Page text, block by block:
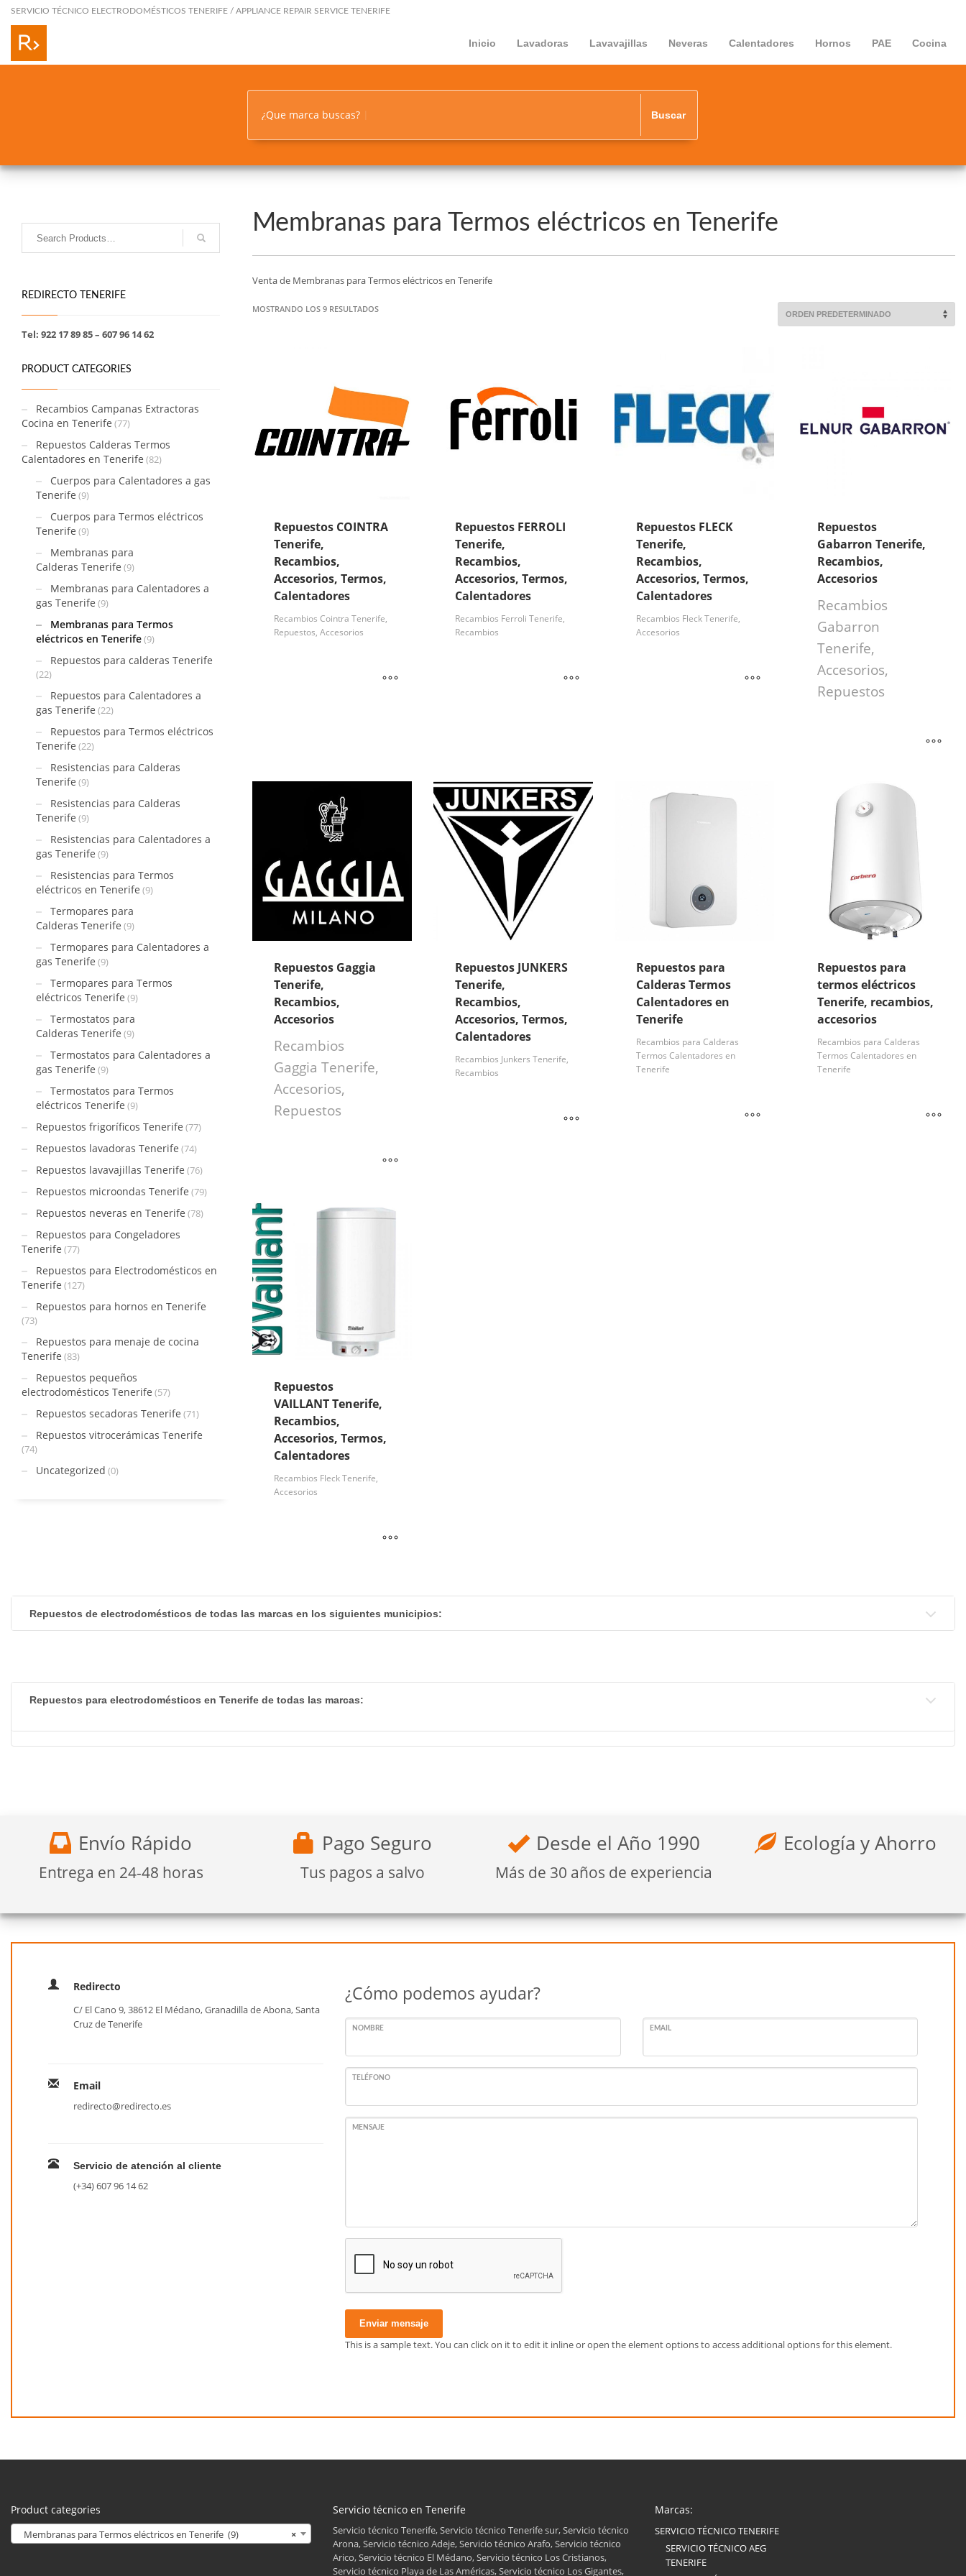
SERVICIO TÉCNICO ELECTRODOMÉSTICOS TENERIFE / APPLIANCE REPAIR SERVICE TENERIFE
Inicio Lavadoras Lavavajillas Neveras Calentadores Hornos PAE Cocina
¿Que marca buscas? Buscar
Membranas para Termos eléctricos en Tenerife
Venta de Membranas para Termos eléctricos en Tenerife
MOSTRANDO LOS 9 RESULTADOS
Repuestos COINTRA
Tenerife,
Recambios,
Accesorios, Termos,
Calentadores
Recambios Cointra Tenerife,
Repuestos, Accesorios
Repuestos FERROLI
Tenerife,
Recambios,
Accesorios, Termos,
Calentadores
Recambios Ferroli Tenerife,
Recambios
Repuestos FLECK
Tenerife,
Recambios,
Accesorios, Termos,
Calentadores
Recambios Fleck Tenerife,
Accesorios
Repuestos
Gabarron Tenerife,
Recambios,
Accesorios
Recambios
Gabarron
Tenerife,
Accesorios,
Repuestos
Repuestos Gaggia
Tenerife,
Recambios,
Accesorios
Recambios
Gaggia Tenerife,
Accesorios,
Repuestos
Repuestos JUNKERS
Tenerife,
Recambios,
Accesorios, Termos,
Calentadores
Recambios Junkers Tenerife,
Recambios
Repuestos para
Calderas Termos
Calentadores en
Tenerife
Recambios para Calderas
Termos Calentadores en
Tenerife
Repuestos para
termos eléctricos
Tenerife, recambios,
accesorios
Recambios para Calderas
Termos Calentadores en
Tenerife
Repuestos
VAILLANT Tenerife,
Recambios,
Accesorios, Termos,
Calentadores
Recambios Fleck Tenerife,
Accesorios
REDIRECTO TENERIFE
Tel: 922 17 89 85 – 607 96 14 62
PRODUCT CATEGORIES
Recambios Campanas Extractoras
Cocina en Tenerife (77)
Repuestos Calderas Termos
Calentadores en Tenerife (82)
Cuerpos para Calentadores a gas
Tenerife (9)
Cuerpos para Termos eléctricos
Tenerife (9)
Membranas para
Calderas Tenerife (9)
Membranas para Calentadores a
gas Tenerife (9)
Membranas para Termos
eléctricos en Tenerife(9)
Repuestos para calderas Tenerife
(22)
Repuestos para Calentadores a
gas Tenerife (22)
Repuestos para Termos eléctricos
Tenerife (22)
Resistencias para Calderas
Tenerife (9)
Resistencias para Calderas
Tenerife (9)
Resistencias para Calentadores a
gas Tenerife (9)
Resistencias para Termos
eléctricos en Tenerife (9)
Termopares para
Calderas Tenerife (9)
Termopares para Calentadores a
gas Tenerife (9)
Termopares para Termos
eléctricos Tenerife (9)
Termostatos para
Calderas Tenerife (9)
Termostatos para Calentadores a
gas Tenerife (9)
Termostatos para Termos
eléctricos Tenerife (9)
Repuestos frigoríficos Tenerife (77)
Repuestos lavadoras Tenerife (74)
Repuestos lavavajillas Tenerife (76)
Repuestos microondas Tenerife (79)
Repuestos neveras en Tenerife (78)
Repuestos para Congeladores
Tenerife (77)
Repuestos para Electrodomésticos en
Tenerife (127)
Repuestos para hornos en Tenerife
(73)
Repuestos para menaje de cocina
Tenerife (83)
Repuestos pequeños
electrodomésticos Tenerife (57)
Repuestos secadoras Tenerife (71)
Repuestos vitrocerámicas Tenerife
(74)
Uncategorized (0)
Repuestos de electrodomésticos de todas las marcas en los siguientes municipios:
Repuestos para electrodomésticos en Tenerife de todas las marcas:
Envío Rápido
Entrega en 24-48 horas
Pago Seguro
Tus pagos a salvo
Desde el Año 1990
Más de 30 años de experiencia
Ecología y Ahorro
Redirecto
C/ El Cano 9, 38612 El Médano, Granadilla de Abona, Santa
Cruz de Tenerife
Email
redirecto@redirecto.es
Servicio de atención al cliente
(+34) 607 96 14 62
¿Cómo podemos ayudar?
NOMBRE EMAIL
TELÉFONO
MENSAJE
Enviar mensaje
This is a sample text. You can click on it to edit it inline or open the element options to access additional options for this element.
Product categories
×
Membranas para Termos eléctricos en Tenerife (9)
Servicio técnico en Tenerife
Servicio técnico Tenerife, Servicio técnico Tenerife sur, Servicio técnico
Arona, Servicio técnico Adeje, Servicio técnico Arafo, Servicio técnico
Arico, Servicio técnico El Médano, Servicio técnico Los Cristianos,
Servicio técnico Playa de Las Américas, Servicio técnico Los Gigantes,
Marcas:
SERVICIO TÉCNICO TENERIFE
SERVICIO TÉCNICO AEG
TENERIFE